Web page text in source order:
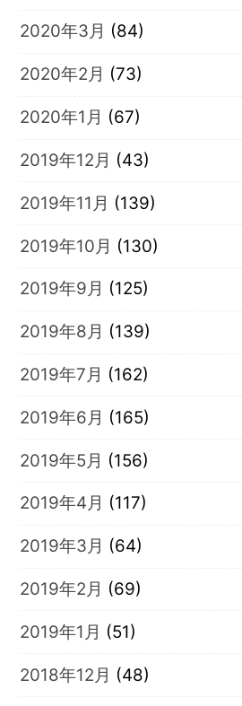
2020年3月 (84)
2020年2月 (73)
2020年1月 (67)
2019年12月 (43)
2019年11月 (139)
2019年10月 (130)
2019年9月 (125)
2019年8月 (139)
2019年7月 (162)
2019年6月 (165)
2019年5月 (156)
2019年4月 (117)
2019年3月 (64)
2019年2月 (69)
2019年1月 (51)
2018年12月 (48)